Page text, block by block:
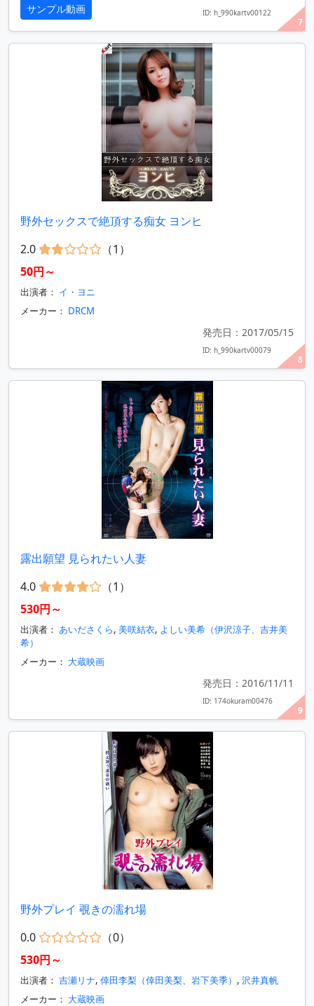
7
サンプル動画 ID: h_990kartv00122
8
野外セックスで絶頂する痴女 ヨンヒ
2.0
（1）
50円～
出演者： イ・ヨニ
メーカー： DRCM
発売日：2017/05/15
ID: h_990kartv00079
9
露出願望 見られたい人妻
4.0
（1）
530円～
出演者： あいださくら, 美咲結衣, よしい美希（伊沢涼子、吉井美
希）
メーカー： 大蔵映画
発売日：2016/11/11
ID: 174okuram00476
野外プレイ 覗きの濡れ場
0.0
（0）
530円～
出演者： 吉瀬リナ, 倖田李梨（倖田美梨、岩下美季） , 沢井真帆
メーカー： 大蔵映画